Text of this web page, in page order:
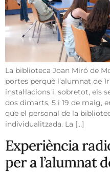
La biblioteca Joan Miró de
portes perquè l’alumnat de
instal·lacions i, sobretot, els
dos dimarts, 5 i 19 de maig,
que el personal de la
individualitzada. La […]
Experiència
per a l’alumnat